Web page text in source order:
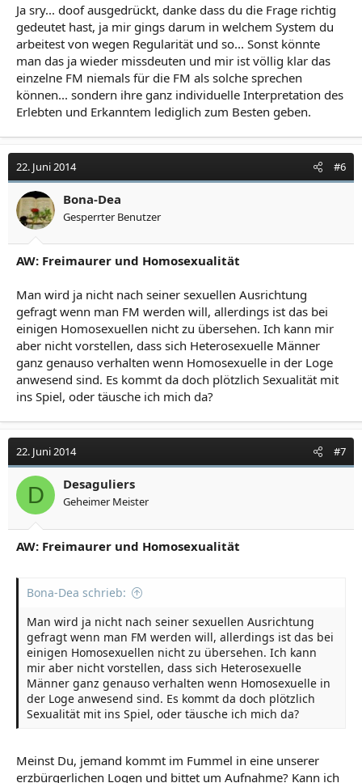
Ja sry... doof ausgedrückt, danke dass du die Frage richtig
gedeutet hast, ja mir gings darum in welchem System du
arbeitest von wegen Regularität und so... Sonst könnte
man das ja wieder missdeuten und mir ist völlig klar das
einzelne FM niemals für die FM als solche sprechen
können... sondern ihre ganz individuelle Interpretation des
Erlebten und Erkanntem lediglich zum Besten geben.
22. Juni 2014 #6
Bona-Dea
Gesperrter Benutzer
AW: Freimaurer und Homosexualität
Man wird ja nicht nach seiner sexuellen Ausrichtung
gefragt wenn man FM werden will, allerdings ist das bei
einigen Homosexuellen nicht zu übersehen. Ich kann mir
aber nicht vorstellen, dass sich Heterosexuelle Männer
ganz genauso verhalten wenn Homosexuelle in der Loge
anwesend sind. Es kommt da doch plötzlich Sexualität mit
ins Spiel, oder täusche ich mich da?
22. Juni 2014 #7
D Desaguliers
Geheimer Meister
AW: Freimaurer und Homosexualität
Bona-Dea schrieb:
Man wird ja nicht nach seiner sexuellen Ausrichtung
gefragt wenn man FM werden will, allerdings ist das bei
einigen Homosexuellen nicht zu übersehen. Ich kann
mir aber nicht vorstellen, dass sich Heterosexuelle
Männer ganz genauso verhalten wenn Homosexuelle in
der Loge anwesend sind. Es kommt da doch plötzlich
Sexualität mit ins Spiel, oder täusche ich mich da?
Meinst Du, jemand kommt im Fummel in eine unserer
erzbürgerlichen Logen und bittet um Aufnahme? Kann ich